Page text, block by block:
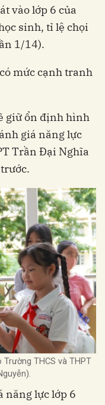
vào lớp 6 của
sinh, tỉ lệ chọi
1/14).
mức cạnh tranh
giữ ổn định hình
giá năng lực
Trần Đại Nghĩa
THCS và THPT
năng lực lớp 6